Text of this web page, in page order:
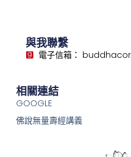
與我聯繫
電子信箱：
相關連結
GOOGLE
佛說無量壽經講義